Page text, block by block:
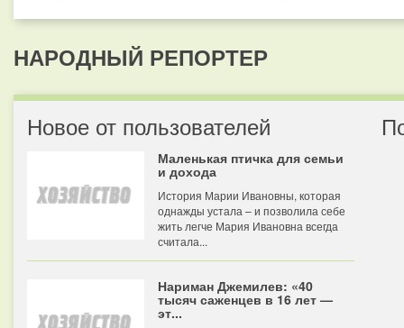
НАРОДНЫЙ РЕПОРТЕР
Новое от пользователей
Маленькая птичка для семьи
и дохода
История Марии Ивановны, которая
однажды устала – и позволила себе
жить легче Мария Ивановна всегда
считала...
Нариман Джемилев: «40
тысяч саженцев в 16 лет —
эт...